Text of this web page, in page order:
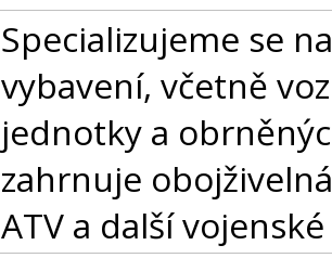
Specializujeme se
vybavení, včetně
jednotky a
zahrnuje
ATV a další